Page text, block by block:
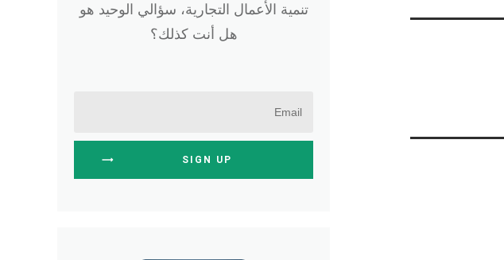
تنمية الأعمال التجارية، سؤالي الوحيد هو
هل أنت كذلك؟
SIGN UP